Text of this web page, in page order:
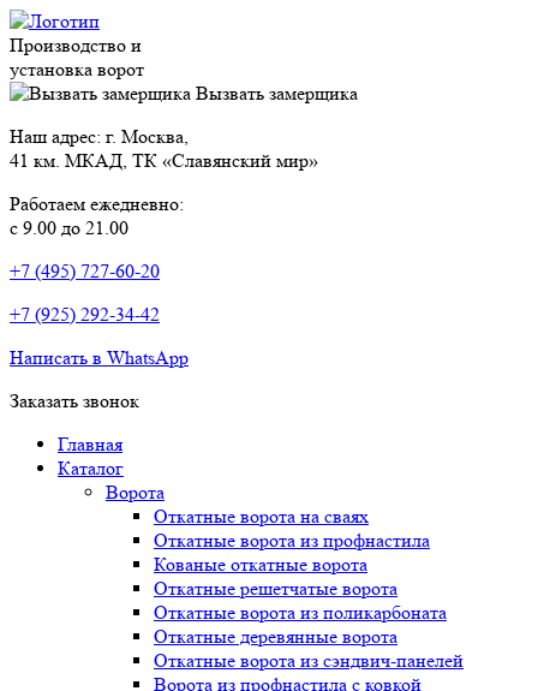
Производство и
установка ворот
Вызвать замерщика
Наш адрес: г. Москва,
41 км. МКАД, ТК «Славянский мир»
Работаем ежедневно:
с 9.00 до 21.00
+7 (495) 727-60-20
+7 (925) 292-34-42
Написать в WhatsApp
Заказать звонок
Главная
Каталог
Ворота
Откатные ворота на сваях
Откатные ворота из профнастила
Кованые откатные ворота
Откатные решетчатые ворота
Откатные ворота из поликарбоната
Откатные деревянные ворота
Откатные ворота из сэндвич-панелей
Ворота из профнастила с ковкой